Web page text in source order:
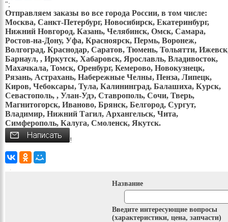
";
Отправляем заказы во все города России, в том числе:
Москва, Санкт-Петербург, Новосибирск, Екатеринбург,
Нижний Новгород, Казань, Челябинск, Омск, Самара,
Ростов-на-Дону, Уфа, Красноярск, Пермь, Воронеж,
Волгоград, Краснодар, Саратов, Тюмень, Тольятти,
Барнаул, , Иркутск, Хабаровск, Ярославль, Владивосток,
Махачкала, Томск, Оренбург, Кемерово, Новокузнецк,
Рязань, Астрахань, Набережные Челны, Пенза, Липецк,
Киров, Чебоксары, Тула, Калининград, Балашиха, Курск,
Севастополь, , Улан-Удэ, Ставрополь, Сочи, Тверь,
Магнитогорск, Иваново, Брянск, Белгород, Сургут,
Владимир, Нижний Тагил, Архангельск, Чита,
Симферополь, Калуга, Смоленск, Якутск.
!
Название
Введите интересующие вопросы
(характеристики, цена, запчасти)